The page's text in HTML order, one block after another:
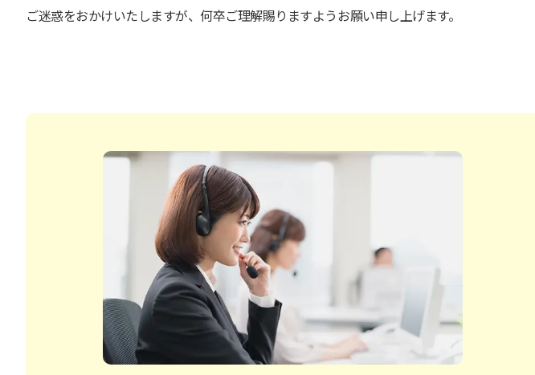
ご迷惑をおかけいたしますが、何卒ご理解賜りますようお願い申し上げます。